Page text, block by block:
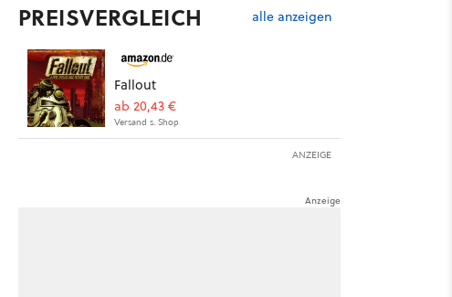
PREISVERGLEICH alle anzeigen
Fallout
ab 20,43 €
Versand s. Shop
ANZEIGE